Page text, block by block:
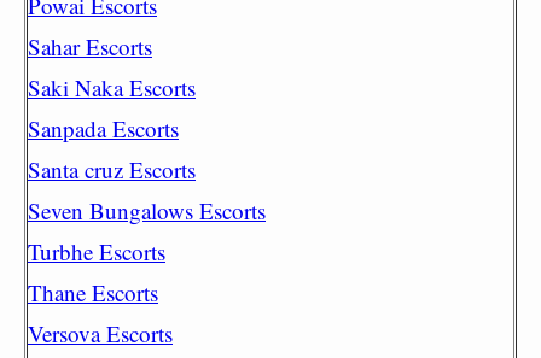
Sahar Escorts
Saki Naka Escorts
Sanpada Escorts
Santa cruz Escorts
Seven Bungalows Escorts
Turbhe Escorts
Thane Escorts
Versova Escorts